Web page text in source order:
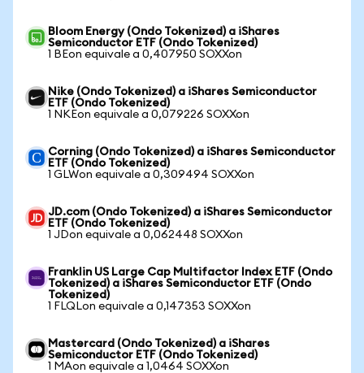
Bloom Energy (Ondo Tokenized) a iShares
Semiconductor ETF (Ondo Tokenized)
1 BEon equivale a 0,407950 SOXXon
Nike (Ondo Tokenized) a iShares Semiconductor
ETF (Ondo Tokenized)
1 NKEon equivale a 0,079226 SOXXon
Corning (Ondo Tokenized) a iShares Semiconductor
ETF (Ondo Tokenized)
1 GLWon equivale a 0,309494 SOXXon
JD.com (Ondo Tokenized) a iShares Semiconductor
ETF (Ondo Tokenized)
1 JDon equivale a 0,062448 SOXXon
Franklin US Large Cap Multifactor Index ETF (Ondo
Tokenized) a iShares Semiconductor ETF (Ondo
Tokenized)
1 FLQLon equivale a 0,147353 SOXXon
Mastercard (Ondo Tokenized) a iShares
Semiconductor ETF (Ondo Tokenized)
1 MAon equivale a 1,0464 SOXXon